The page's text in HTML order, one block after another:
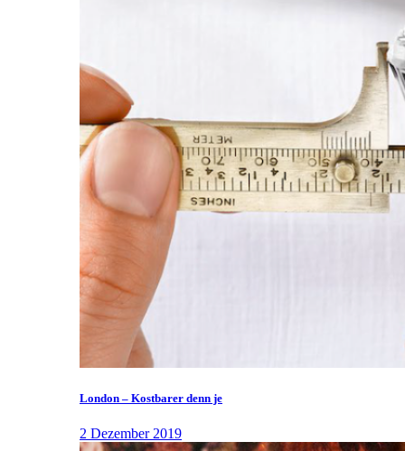
London – Kostbarer denn je
2 Dezember 2019